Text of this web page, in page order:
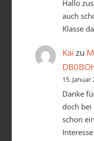
Hallo
auch
Klasse
Kai zu
15. Januar
Danke
doch
schon